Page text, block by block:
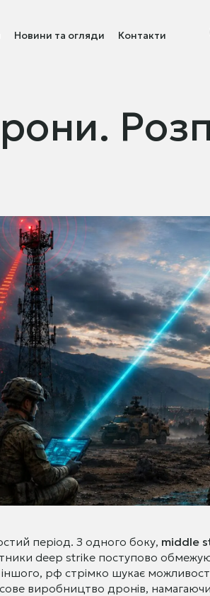
Новини та огляди Контакти
період. З одного боку, middle
deep strike поступово
рф стрімко шукає
виробництво дронів,